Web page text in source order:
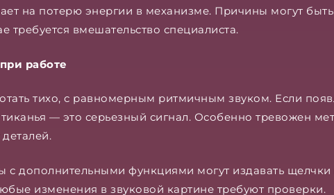
на потерю энергии в механизме. Причины могут
требуется вмешательство специалиста.
работе
тихо, с равномерным ритмичным звуком. Если
— это серьезный сигнал. Особенно тревожен
с дополнительными функциями могут издавать
изменения в звуковой картине требуют проверки.